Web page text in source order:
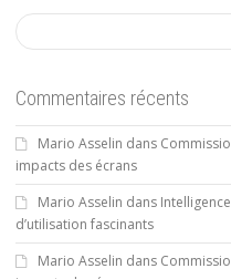
Commentaires récents
Mario Asselin dans
impacts des écrans
Mario Asselin dans
d’utilisation fascinants
Mario Asselin dans